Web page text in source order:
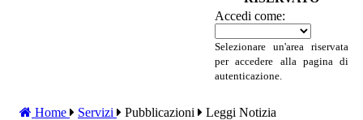
Accedi come:
Selezionare un'area riservata
per accedere alla pagina di
autenticazione.
Home Servizi Pubblicazioni Leggi Notizia